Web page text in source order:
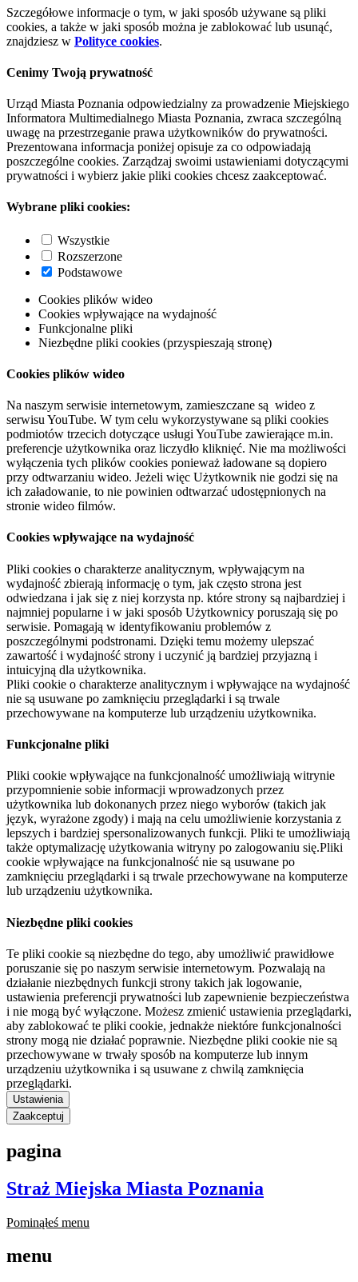
Szczegółowe informacje o tym, w jaki sposób używane są pliki
cookies, a także w jaki sposób można je zablokować lub usunąć,
znajdziesz w Polityce cookies.
Cenimy Twoją prywatność
Urząd Miasta Poznania odpowiedzialny za prowadzenie Miejskiego
Informatora Multimedialnego Miasta Poznania, zwraca szczególną
uwagę na przestrzeganie prawa użytkowników do prywatności.
Prezentowana informacja poniżej opisuje za co odpowiadają
poszczególne cookies. Zarządzaj swoimi ustawieniami dotyczącymi
prywatności i wybierz jakie pliki cookies chcesz zaakceptować.
Wybrane pliki cookies:
Wszystkie
Rozszerzone
Podstawowe
Cookies plików wideo
Cookies wpływające na wydajność
Funkcjonalne pliki
Niezbędne pliki cookies (przyspieszają stronę)
Cookies plików wideo
Na naszym serwisie internetowym, zamieszczane są wideo z
serwisu YouTube. W tym celu wykorzystywane są pliki cookies
podmiotów trzecich dotyczące usługi YouTube zawierające m.in.
preferencje użytkownika oraz liczydło kliknięć. Nie ma możliwości
wyłączenia tych plików cookies ponieważ ładowane są dopiero
przy odtwarzaniu wideo. Jeżeli więc Użytkownik nie godzi się na
ich załadowanie, to nie powinien odtwarzać udostępnionych na
stronie wideo filmów.
Cookies wpływające na wydajność
Pliki cookies o charakterze analitycznym, wpływającym na
wydajność zbierają informację o tym, jak często strona jest
odwiedzana i jak się z niej korzysta np. które strony są najbardziej i
najmniej popularne i w jaki sposób Użytkownicy poruszają się po
serwisie. Pomagają w identyfikowaniu problemów z
poszczególnymi podstronami. Dzięki temu możemy ulepszać
zawartość i wydajność strony i uczynić ją bardziej przyjazną i
intuicyjną dla użytkownika.
Pliki cookie o charakterze analitycznym i wpływające na wydajność
nie są usuwane po zamknięciu przeglądarki i są trwale
przechowywane na komputerze lub urządzeniu użytkownika.
Funkcjonalne pliki
Pliki cookie wpływające na funkcjonalność umożliwiają witrynie
przypomnienie sobie informacji wprowadzonych przez
użytkownika lub dokonanych przez niego wyborów (takich jak
język, wyrażone zgody) i mają na celu umożliwienie korzystania z
lepszych i bardziej spersonalizowanych funkcji. Pliki te umożliwiają
także optymalizację użytkowania witryny po zalogowaniu się.Pliki
cookie wpływające na funkcjonalność nie są usuwane po
zamknięciu przeglądarki i są trwale przechowywane na komputerze
lub urządzeniu użytkownika.
Niezbędne pliki cookies
Te pliki cookie są niezbędne do tego, aby umożliwić prawidłowe
poruszanie się po naszym serwisie internetowym. Pozwalają na
działanie niezbędnych funkcji strony takich jak logowanie,
ustawienia preferencji prywatności lub zapewnienie bezpieczeństwa
i nie mogą być wyłączone. Możesz zmienić ustawienia przeglądarki,
aby zablokować te pliki cookie, jednakże niektóre funkcjonalności
strony mogą nie działać poprawnie. Niezbędne pliki cookie nie są
przechowywane w trwały sposób na komputerze lub innym
urządzeniu użytkownika i są usuwane z chwilą zamknięcia
przeglądarki.
Ustawienia
Zaakceptuj
pagina
Straż Miejska Miasta Poznania
Pominąłeś menu
menu